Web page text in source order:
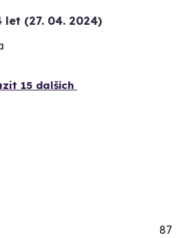
let (27. 04. 2024)
15 dalších
87